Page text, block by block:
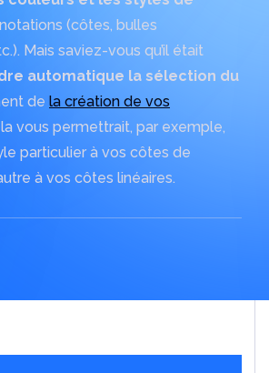
| Distanciel
| Distanciel
installer Abaqus ?
Abaqus est un outil d’analyse par éléments
(côtes, bulles
Mais saviez-vous qu’il était
automatique la sélection du
de la création de vos
vous permettrait, par exemple,
particulier à vos côtes de
à vos côtes linéaires.